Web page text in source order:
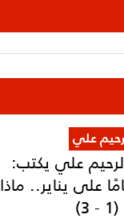
علي
علي يكتب:
عامًا على يناير.. ماذا